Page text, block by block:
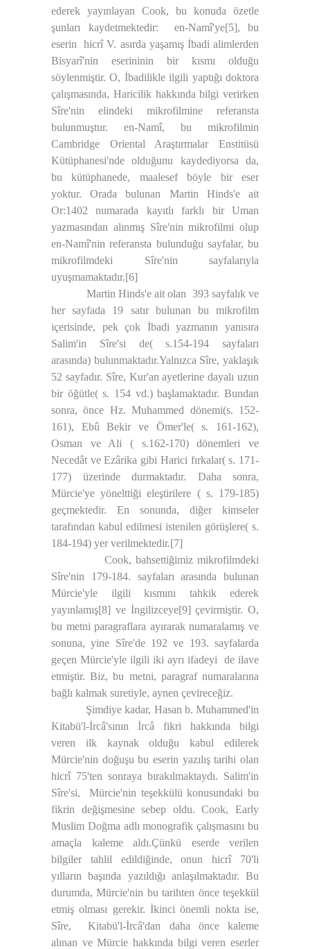
ederek yayınlayan Cook, bu konuda özetle
şunları kaydetmektedir:
en-Namî'ye[5], bu
eserin
hicrî V. asırda yaşamış İbadi alimlerden
Bisyarî'nin eserininin bir kısmı olduğu
söylenmiştir. O, İbadilikle ilgili yaptığı doktora
çalışmasında, Haricilik hakkında bilgi verirken
Sîre'nin elindeki mikrofilmine referansta
bulunmuştur. en-Namî, bu mikrofilmin
Cambridge Oriental Araştırmalar Enstitüsü
Kütüphanesi'nde olduğunu kaydediyorsa da,
bu kütüphanede, maalesef böyle bir eser
yoktur. Orada bulunan Martin Hinds'e ait
Or:1402 numarada kayıtlı farklı bir Uman
yazmasından alınmış Sîre'nin mikrofilmi olup
en-Namî'nin referansta bulunduğu sayfalar, bu
mikrofilmdeki Sîre'nin sayfalarıyla
uyuşmamaktadır.[6]
Martin Hinds'e ait olan 393 sayfalık ve
her sayfada 19 satır bulunan bu mikrofilm
içerisinde, pek çok İbadi yazmanın yanısıra
Salim'in Sîre'si de( s.154-194 sayfaları
arasında) bulunmaktadır.Yalnızca Sîre, yaklaşık
52 sayfadır. Sîre, Kur'an ayetlerine dayalı uzun
bir öğütle( s. 154 vd.) başlamaktadır. Bundan
sonra, önce Hz. Muhammed dönemi(s. 152-
161), Ebû Bekir ve Ömer'le( s. 161-162),
Osman ve Ali ( s.162-170) dönemleri ve
Necedât ve Ezârika gibi Harici fırkalar( s. 171-
177) üzerinde durmaktadır. Daha sonra,
Mürcie'ye yönelttiği eleştirilere ( s. 179-185)
geçmektedir. En sonunda, diğer kimseler
tarafından kabul edilmesi istenilen görüşlere( s.
184-194) yer verilmektedir.[7]
Cook, bahsettiğimiz mikrofilmdeki
Sîre'nin 179-184. sayfaları arasında bulunan
Mürcie'yle ilgili kısmını tahkik ederek
yayınlamış[8] ve İngilizceye[9] çevirmiştir. O,
bu metni paragraflara ayırarak numaralamış ve
sonuna, yine Sîre'de 192 ve 193. sayfalarda
geçen Mürcie'yle ilgili iki ayrı ifadeyi
de ilave
etmiştir. Biz, bu metni, paragraf numaralarına
bağlı kalmak suretiyle, aynen çevireceğiz.
Şimdiye kadar, Hasan b. Muhammed'in
Kitabü'l-İrcâ'sının İrcâ fikri hakkında bilgi
veren ilk kaynak olduğu kabul edilerek
Mürcie'nin doğuşu bu eserin yazılış tarihi olan
hicrî 75'ten sonraya bırakılmaktaydı. Salim'in
Sîre'si,
Mürcie'nin teşekkülü konusundaki bu
fikrin değişmesine sebep oldu. Cook, Early
Muslim Doğma adlı monografik çalışmasını bu
amaçla kaleme aldı.Çünkü eserde verilen
bilgiler tahlil edildiğinde, onun hicrî 70'li
yılların başında yazıldığı anlaşılmaktadır. Bu
durumda, Mürcie'nin bu tarihten önce teşekkül
etmiş olması gerekir. İkinci önemli nokta ise,
Sîre,
Kitabü'l-İrcâ'dan daha önce kaleme
alınan ve Mürcie hakkında bilgi veren eserler